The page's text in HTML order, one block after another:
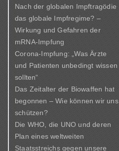
Nach der globalen Impftragödie
das globale Impfregime? –
Wirkung und Gefahren der
mRNA-Impfung
Corona-Impfung: „Was Ärzte
und Patienten unbedingt wissen
sollten“
Das Zeitalter der Biowaffen hat
begonnen – Wie können wir uns
schützen?
Die WHO, die UNO und deren
Plan eines weltweiten
Staatsstreichs gegen unsere